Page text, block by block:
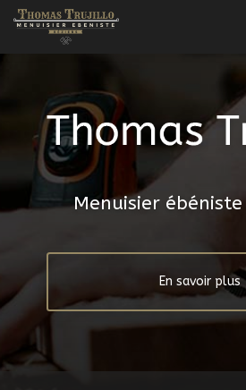
Aller
au
Menuisier ébéniste
En savoir plus